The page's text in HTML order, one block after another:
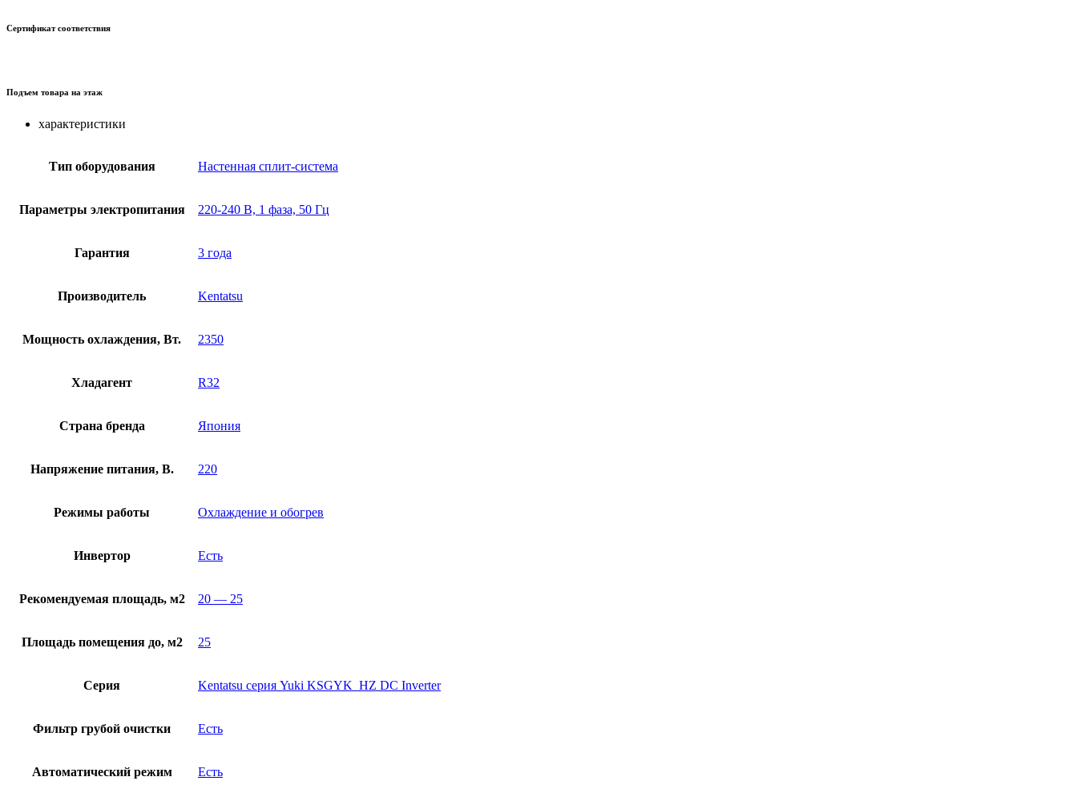
Сертификат соответствия
Подъем товара на этаж
характеристики
Тип оборудования Настенная сплит-система
Параметры электропитания 220-240 В, 1 фаза, 50 Гц
Гарантия 3 года
Производитель Kentatsu
Мощность охлаждения, Вт. 2350
Хладагент R32
Страна бренда Япония
Напряжение питания, В. 220
Режимы работы Охлаждение и обогрев
Инвертор Есть
Рекомендуемая площадь, м2 20 — 25
Площадь помещения до, м2 25
Серия Kentatsu серия Yuki KSGYK_HZ DC Inverter
Фильтр грубой очистки Есть
Автоматический режим Есть